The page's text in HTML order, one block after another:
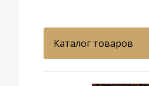
Каталог товаров